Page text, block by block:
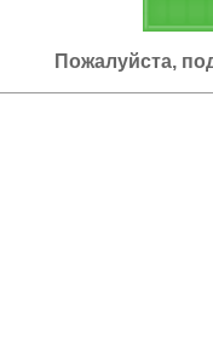
Пожалуйста,